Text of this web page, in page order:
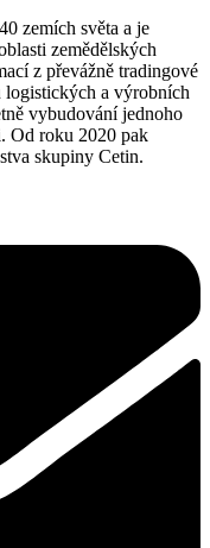
zemích světa a je
zemědělských
z převážně tradingové
logistických a výrobních
vybudování jednoho
Od roku 2020 pak
skupiny Cetin.